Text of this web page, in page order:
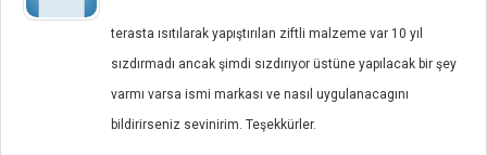
terasta ısıtılarak yapıştırılan ziftli malzeme var 10 yıl
sızdırmadı ancak şimdi sızdırıyor üstüne yapılacak bir şey
varmı varsa ismi markası ve nasıl uygulanacagını
bildirirseniz sevinirim. Teşekkürler.